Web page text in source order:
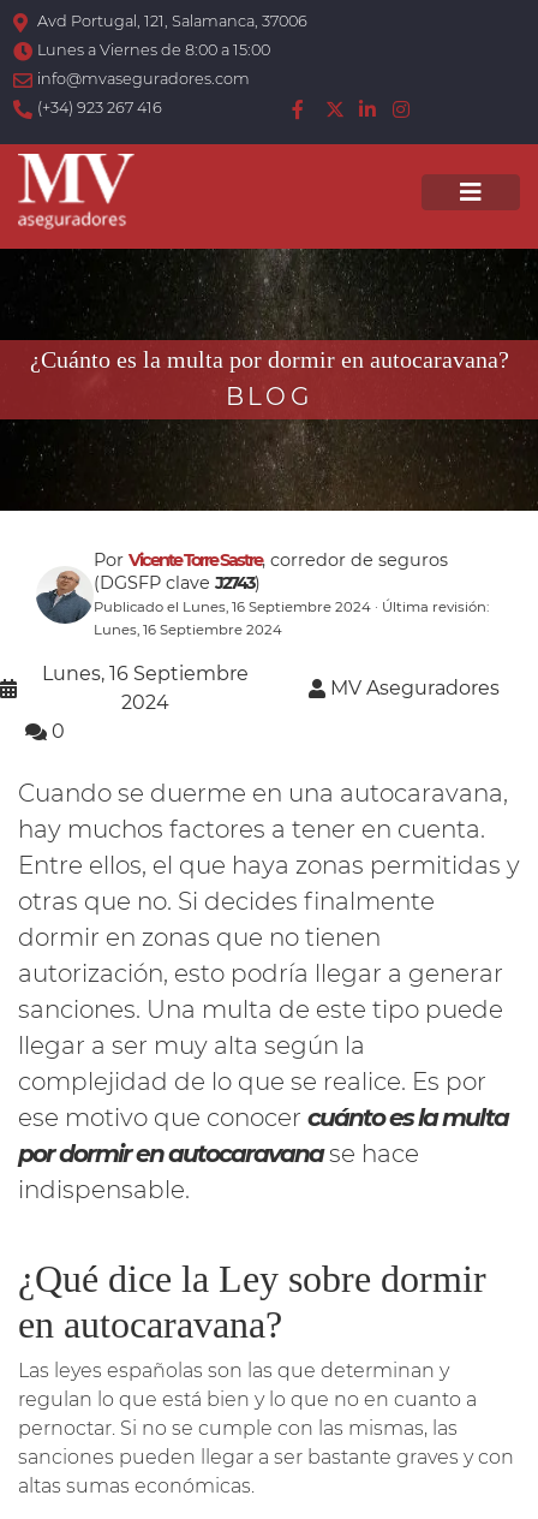
Avd Portugal, 121, Salamanca, 37006
Lunes a Viernes de 8:00 a 15:00
info@mvaseguradores.com
(+34) 923 267 416
¿Cuánto es la multa por dormir en autocaravana?
BLOG
Por Vicente Torre Sastre, corredor de seguros
(DGSFP clave J2743)
Publicado el Lunes, 16 Septiembre 2024 · Última revisión:
Lunes, 16 Septiembre 2024
Lunes, 16 Septiembre
2024
MV Aseguradores
0
Cuando se duerme en una autocaravana,
hay muchos factores a tener en cuenta.
Entre ellos, el que haya zonas permitidas y
otras que no. Si decides finalmente
dormir en zonas que no tienen
autorización, esto podría llegar a generar
sanciones. Una multa de este tipo puede
llegar a ser muy alta según la
complejidad de lo que se realice. Es por
ese motivo que conocer cuánto es la multa
por dormir en autocaravanase hace
indispensable.
¿Qué dice la Ley sobre dormir
en autocaravana?
Las leyes españolas son las que determinan y
regulan lo que está bien y lo que no en cuanto a
pernoctar. Si no se cumple con las mismas, las
sanciones pueden llegar a ser bastante graves y con
altas sumas económicas.